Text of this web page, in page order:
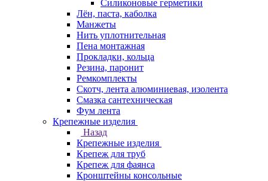
Силиконовые герметики
Лён, паста, каболка
Манжеты
Нить уплотнительная
Пена монтажная
Прокладки, кольца
Резина, паронит
Ремкомплекты
Скотч, лента алюминиевая, изолента
Смазка сантехническая
Фум лента
Крепежные изделия
Назад
Крепежные изделия
Крепеж для труб
Крепеж для фаянса
Кронштейны консольные